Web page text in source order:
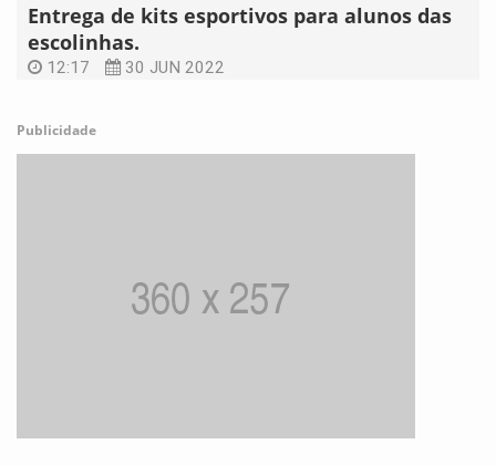
Entrega de kits esportivos para alunos das
escolinhas.
12:17 30 JUN 2022
Publicidade